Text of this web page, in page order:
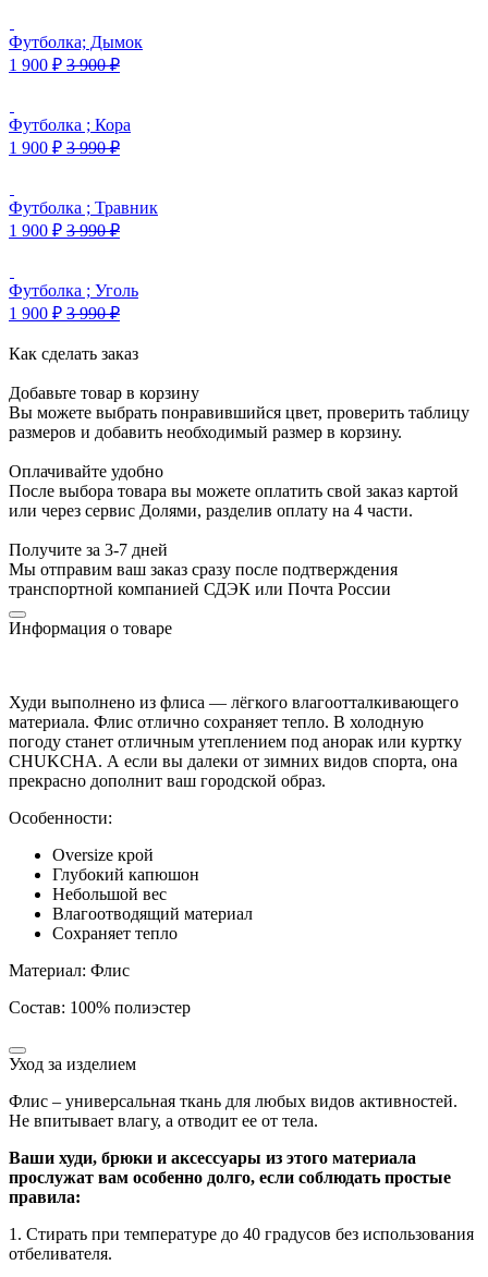
Футболка; Дымок
1 900 ₽ 3 900₽
Футболка ; Кора
1 900 ₽ 3 990₽
Футболка ; Травник
1 900 ₽ 3 990₽
Футболка ; Уголь
1 900 ₽ 3 990₽
Как сделать заказ
Добавьте товар в корзину
Вы можете выбрать понравившийся цвет, проверить таблицу
размеров и добавить необходимый размер в корзину.
Оплачивайте удобно
После выбора товара вы можете оплатить свой заказ картой
или через сервис Долями, разделив оплату на 4 части.
Получите за 3-7 дней
Мы отправим ваш заказ сразу после подтверждения
транспортной компанией СДЭК или Почта России
Информация о товаре
Худи выполнено из флиса — лёгкого влагоотталкивающего
материала. Флис отлично сохраняет тепло. В холодную
погоду станет отличным утеплением под анорак или куртку
CHUKCHA. А если вы далеки от зимних видов спорта, она
прекрасно дополнит ваш городской образ.
Особенности:
Oversize крой
Глубокий капюшон
Небольшой вес
Влагоотводящий материал
Сохраняет тепло
Материал: Флис
Состав: 100% полиэстер
Уход за изделием
Флис – универсальная ткань для любых видов активностей.
Не впитывает влагу, а отводит ее от тела.
Ваши худи, брюки и аксессуары из этого материала
прослужат вам особенно долго, если соблюдать простые
правила:
1. Стирать при температуре до 40 градусов без использования
отбеливателя.